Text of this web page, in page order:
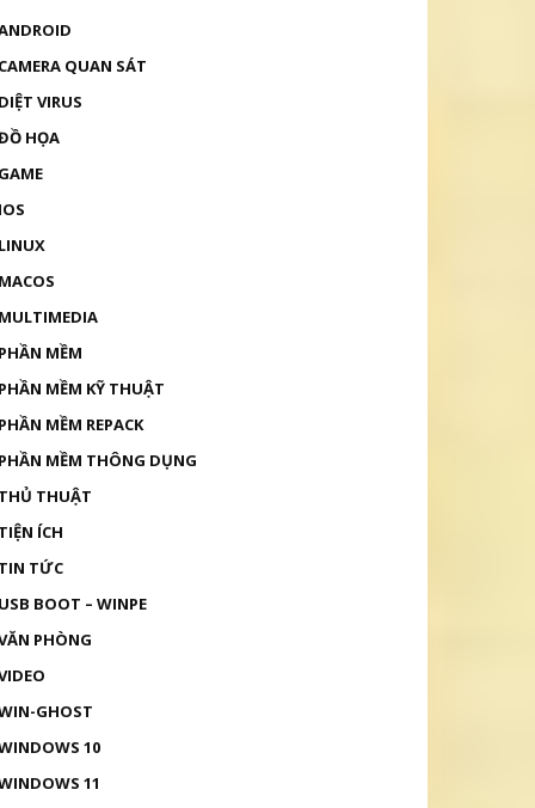
QUAN SÁT
VIRUS
HỌA
MỀM
MỀM KỸ THUẬT
MỀM REPACK
MỀM THÔNG DỤNG
THUẬT
ÍCH
TỨC
BOOT – WINPE
PHÒNG
GHOST
10
11